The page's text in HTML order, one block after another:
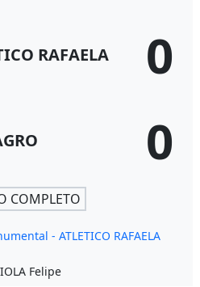
RAFAELA 0
0
COMPLETO
- ATLETICO RAFAELA
Felipe